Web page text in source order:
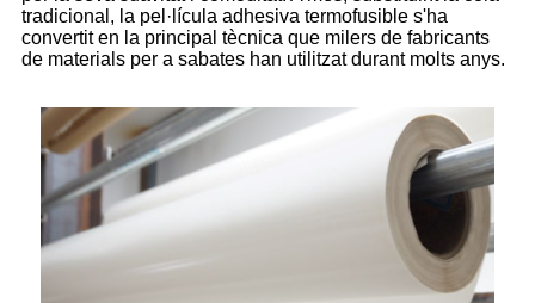
tradicional, la pel·lícula adhesiva termofusible s'ha
convertit en la principal tècnica que milers de fabricants
de materials per a sabates han utilitzat durant molts anys.